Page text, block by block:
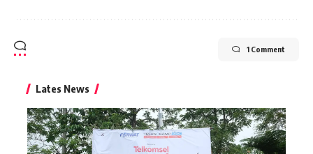
1 Comment
Lates News